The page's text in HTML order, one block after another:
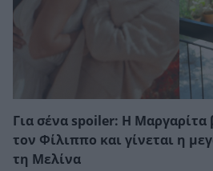
Για σένα spoiler: Η Μαργαρίτα
τον Φίλιππο και γίνεται η
τη Μελίνα